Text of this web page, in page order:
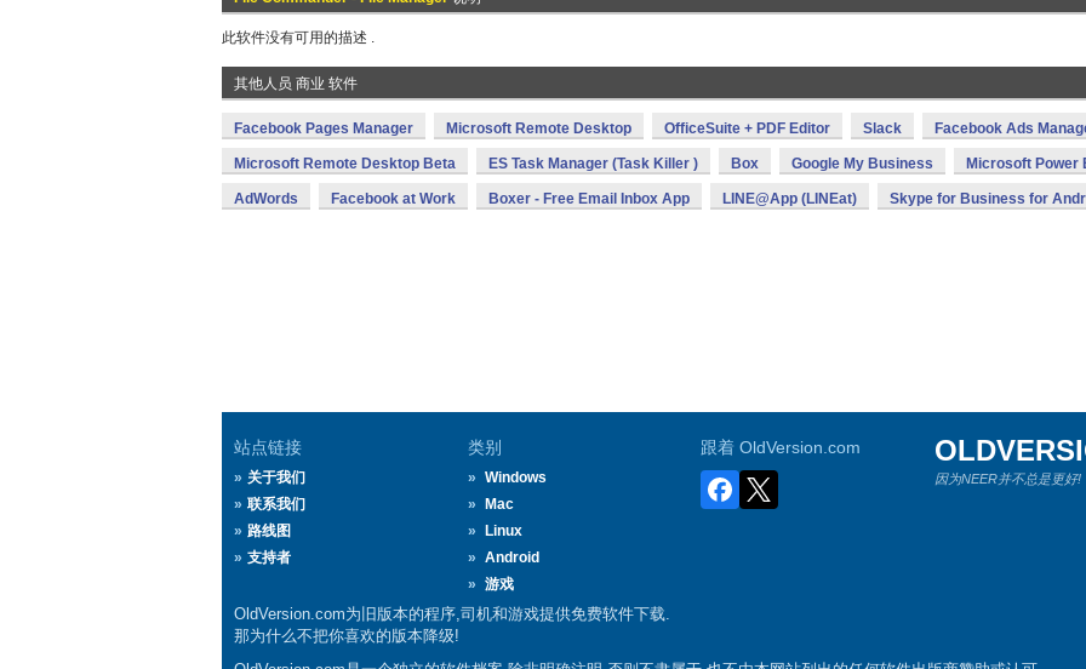
此软件没有可用的描述 .
其他人员 商业 软件
Facebook Pages Manager Microsoft Remote Desktop OfficeSuite + PDF Editor Slack Facebook Ads
Microsoft Remote Desktop Beta ES Task Manager (Task Killer ) Box Google My Business Microsoft Power
AdWords Facebook at Work Boxer - Free Email Inbox App LINE@App (LINEat) Skype for Business for
站点链接
关于我们
联系我们
路线图
支持者
类别
Windows
Mac
Linux
Android
游戏
跟着 OldVersion.com
因为NEER并不总是更好!
OldVersion.com为旧版本的程序,司机和游戏提供免费软件下载.
那为什么不把你喜欢的版本降级!